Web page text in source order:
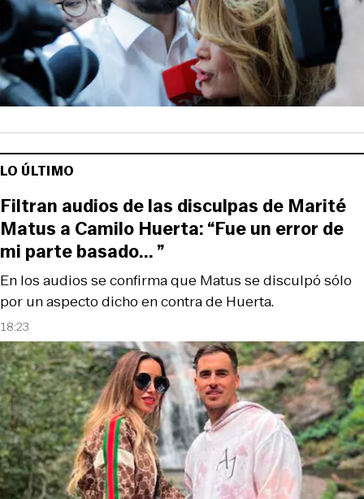
LO ÚLTIMO
18:23
En los audios se confirma que Matus se disculpó sólo
por un aspecto dicho en contra de Huerta.
Filtran audios de las disculpas de Marité
Matus a Camilo Huerta: “Fue un error de
mi parte basado... ”